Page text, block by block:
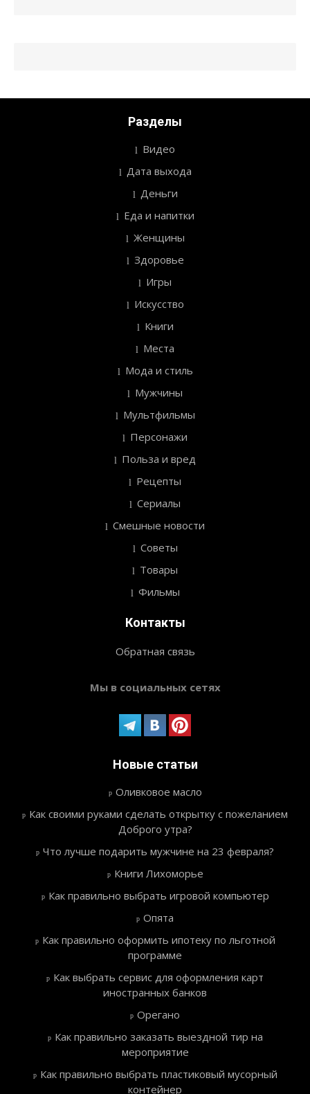
Разделы
Видео
Дата выхода
Деньги
Еда и напитки
Женщины
Здоровье
Игры
Искусство
Книги
Места
Мода и стиль
Мужчины
Мультфильмы
Персонажи
Польза и вред
Рецепты
Сериалы
Смешные новости
Советы
Товары
Фильмы
Контакты
Обратная связь
Мы в социальных сетях
Новые статьи
Оливковое масло
Как своими руками сделать открытку с пожеланием
Доброго утра?
Что лучше подарить мужчине на 23 февраля?
Книги Лихоморье
Как правильно выбрать игровой компьютер
Опята
Как правильно оформить ипотеку по льготной
программе
Как выбрать сервис для оформления карт
иностранных банков
Орегано
Как правильно заказать выездной тир на
мероприятие
Как правильно выбрать пластиковый мусорный
контейнер